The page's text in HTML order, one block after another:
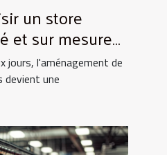
un store
et sur mesure
jours, l'aménagement de
devient une